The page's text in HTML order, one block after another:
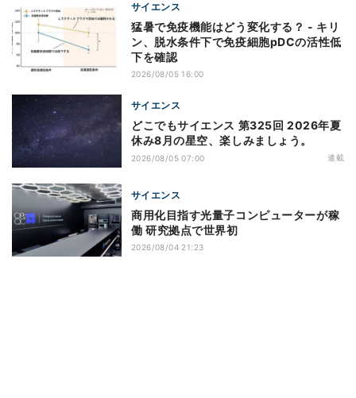
サイエンス
猛暑で免疫機能はどう変化する？ - キリ
ン、脱水条件下で免疫細胞pDCの活性低
下を確認
2026/08/05 16:00
サイエンス
どこでもサイエンス 第325回 2026年夏
休み8月の星空、楽しみましょう。
2026/08/05 07:00 連載
サイエンス
商用化目指す光量子コンピューターが稼
働 研究拠点で世界初
2026/08/04 21:23